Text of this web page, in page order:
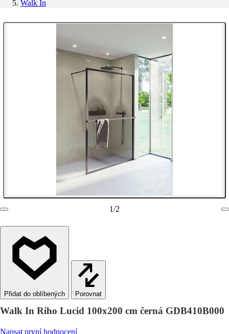
Walk In
1/2
Porovnat
Walk In Riho Lucid 100x200 cm černá GDB410B000
Napsat první hodnocení